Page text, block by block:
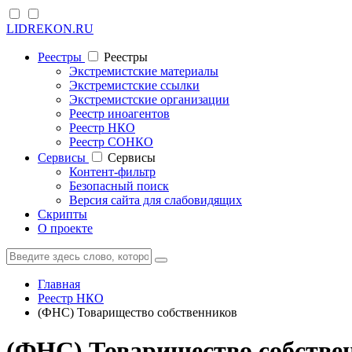
LIDREKON.RU
Реестры
Реестры
Экстремистские материалы
Экстремистские ссылки
Экстремистские организации
Реестр иноагентов
Реестр НКО
Реестр СОНКО
Cервисы
Cервисы
Контент-фильтр
Безопасный поиск
Версия сайта для слабовидящих
Скрипты
О проекте
Главная
Реестр НКО
(ФНС) Товарищество собственников